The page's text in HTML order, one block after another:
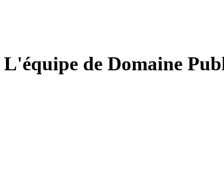
L'équipe de Domaine